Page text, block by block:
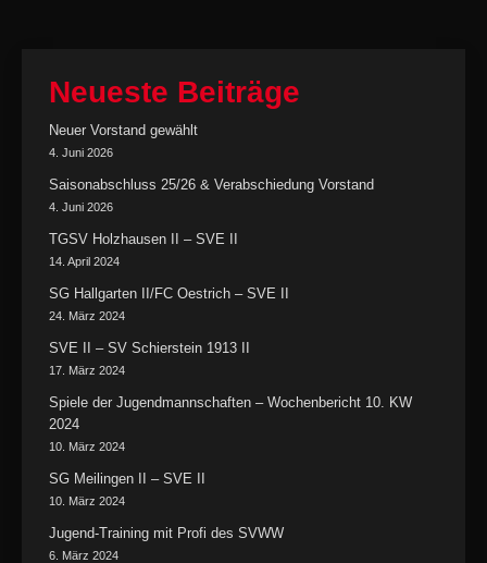
Neueste Beiträge
Neuer Vorstand gewählt
4. Juni 2026
Saisonabschluss 25/26 & Verabschiedung Vorstand
4. Juni 2026
TGSV Holzhausen II – SVE II
14. April 2024
SG Hallgarten II/FC Oestrich – SVE II
24. März 2024
SVE II – SV Schierstein 1913 II
17. März 2024
Spiele der Jugendmannschaften – Wochenbericht 10. KW
2024
10. März 2024
SG Meilingen II – SVE II
10. März 2024
Jugend-Training mit Profi des SVWW
6. März 2024